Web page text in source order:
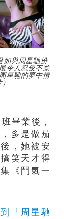
如與周星馳扮
令人忍俊不禁
星馳的夢中情
畢業後，
多是做茄
，她被安
搞笑天才得
《鬥氣一
「周星馳